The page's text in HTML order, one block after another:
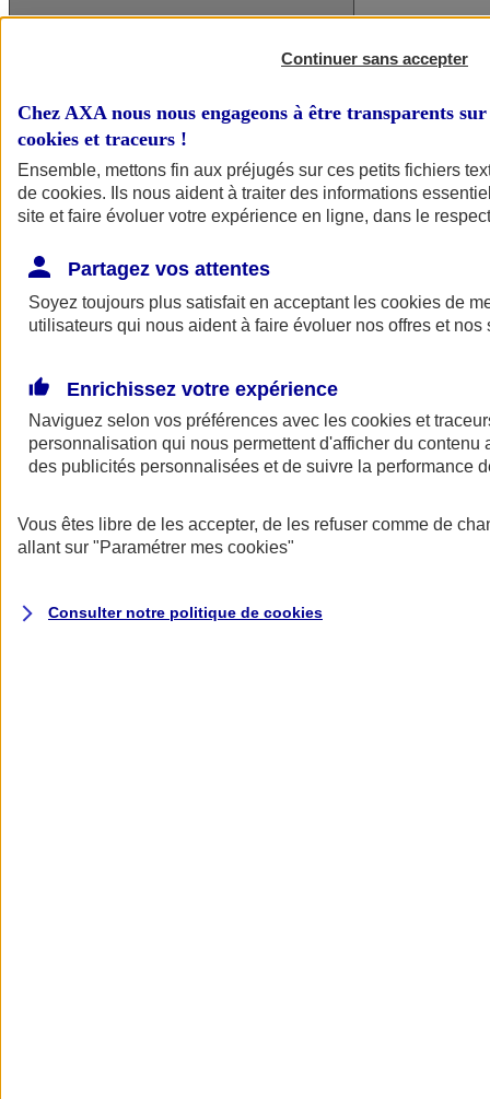
AXA Assurance
Continuer sans accepter
Chez AXA nous nous engageons à être transparents
cookies et traceurs !
Ensemble, mettons fin aux préjugés sur ces petits fichiers
de cookies. Ils nous aident à traiter des informations
site et faire évoluer votre expérience en ligne, dans le
Partagez vos attentes
Soyez toujours plus satisfait en acceptant les cookies de
utilisateurs qui nous aident à faire évoluer nos offres et nos
Enrichissez votre expérience
Naviguez selon vos préférences avec les cookies et
personnalisation qui nous permettent d'afficher du contenu
des publicités personnalisées et de suivre la performance
Vous êtes libre de les accepter, de les refuser comme de
allant sur "Paramétrer mes cookies"
Consulter notre politique de cookies